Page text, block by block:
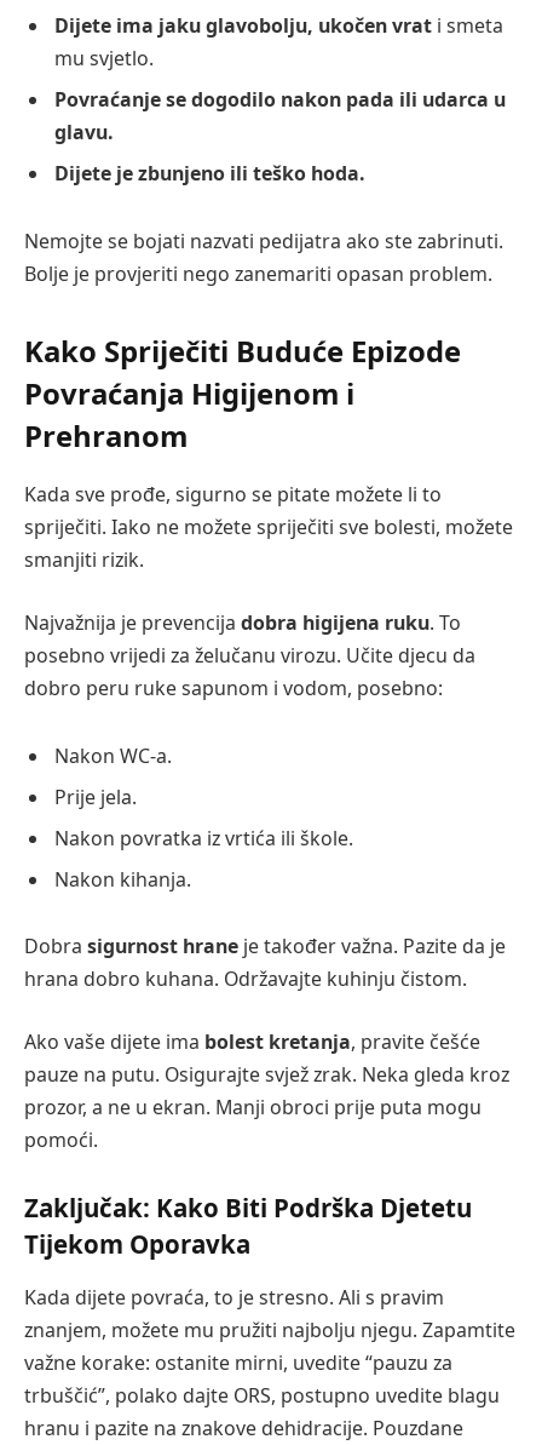
Dijete ima jaku glavobolju, ukočen vrat i smeta
mu svjetlo.
Povraćanje se dogodilo nakon pada ili udarca u
glavu.
Dijete je zbunjeno ili teško hoda.
Nemojte se bojati nazvati pedijatra ako ste zabrinuti.
Bolje je provjeriti nego zanemariti opasan problem.
Kako Spriječiti Buduće Epizode
Povraćanja Higijenom i
Prehranom
Kada sve prođe, sigurno se pitate možete li to
spriječiti. Iako ne možete spriječiti sve bolesti, možete
smanjiti rizik.
Najvažnija je prevencija dobra higijena ruku. To
posebno vrijedi za želučanu virozu. Učite djecu da
dobro peru ruke sapunom i vodom, posebno:
Nakon WC-a.
Prije jela.
Nakon povratka iz vrtića ili škole.
Nakon kihanja.
Dobra sigurnost hrane je također važna. Pazite da je
hrana dobro kuhana. Održavajte kuhinju čistom.
Ako vaše dijete ima bolest kretanja, pravite češće
pauze na putu. Osigurajte svjež zrak. Neka gleda kroz
prozor, a ne u ekran. Manji obroci prije puta mogu
pomoći.
Zaključak: Kako Biti Podrška Djetetu
Tijekom Oporavka
Kada dijete povraća, to je stresno. Ali s pravim
znanjem, možete mu pružiti najbolju njegu. Zapamtite
važne korake: ostanite mirni, uvedite “pauzu za
trbuščić”, polako dajte ORS, postupno uvedite blagu
hranu i pazite na znakove dehidracije. Pouzdane